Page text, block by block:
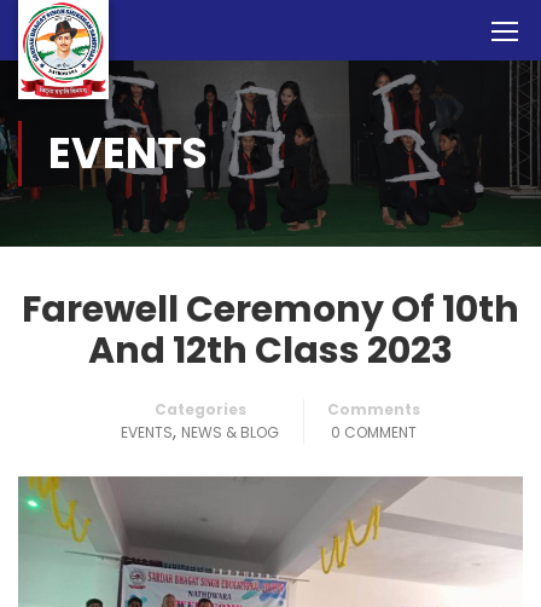
EVENTS
Farewell Ceremony Of 10th
And 12th Class 2023
Categories
EVENTS, NEWS & BLOG
Comments
0 COMMENT